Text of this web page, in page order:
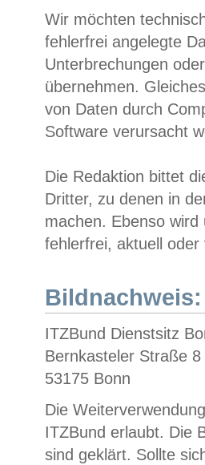
Wir möchten
fehlerfrei angelegte
Unterbrechungen
übernehmen.
von Daten durch
Software verursacht
Die Redaktion bittet
Dritter, zu denen in
machen. Ebenso
fehlerfrei, aktuell oder
Bildnachweis:
ITZBund Dienstsitz
Bernkasteler Straße 8
53175 Bonn
Die
ITZBund erlaubt. Die
sind geklärt. Sollte